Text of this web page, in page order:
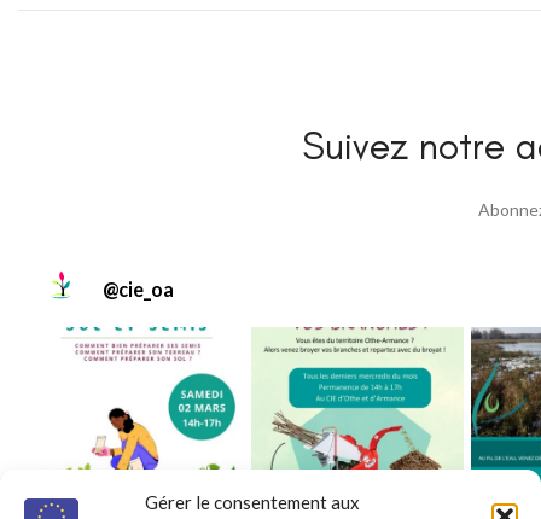
Gérer le consentement aux
Suivez notre
@cie_oa